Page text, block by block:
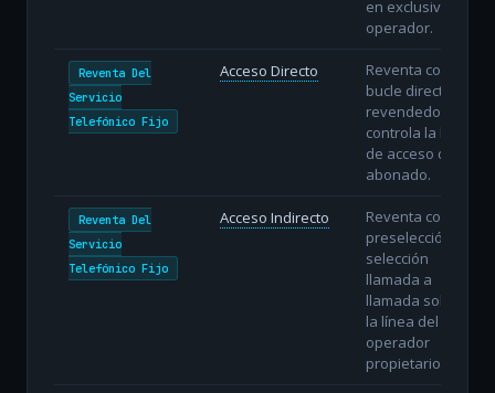
en exclusiva al
operador.
Reventa Del
Servicio
Telefónico Fijo
Acceso Directo
Reventa con
bucle directo: el
revendedor
controla la línea
de acceso del
abonado.
Reventa Del
Servicio
Telefónico Fijo
Acceso Indirecto
Reventa con
preselección o
selección
llamada a
llamada sobre
la línea del
operador
propietario.